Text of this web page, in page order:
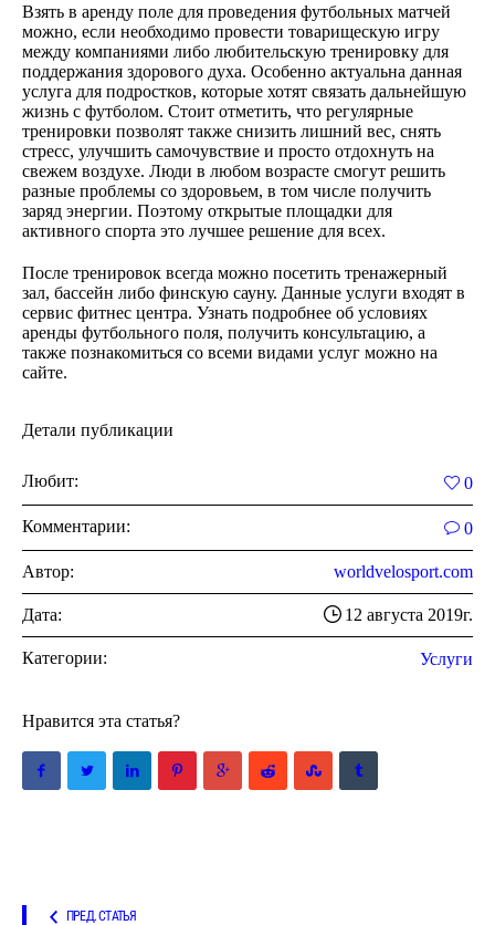
Взять в аренду поле для проведения футбольных матчей
можно, если необходимо провести товарищескую игру
между компаниями либо любительскую тренировку для
поддержания здорового духа. Особенно актуальна данная
услуга для подростков, которые хотят связать дальнейшую
жизнь с футболом. Стоит отметить, что регулярные
тренировки позволят также снизить лишний вес, снять
стресс, улучшить самочувствие и просто отдохнуть на
свежем воздухе. Люди в любом возрасте смогут решить
разные проблемы со здоровьем, в том числе получить
заряд энергии. Поэтому открытые площадки для
активного спорта это лучшее решение для всех.
После тренировок всегда можно посетить тренажерный
зал, бассейн либо финскую сауну. Данные услуги входят в
сервис фитнес центра. Узнать подробнее об условиях
аренды футбольного поля, получить консультацию, а
также познакомиться со всеми видами услуг можно на
сайте.
Детали публикации
Любит: 0
Комментарии: 0
Автор: worldvelosport.com
Дата: 12 августа 2019г.
Категории: Услуги
Нравится эта статья?
ПРЕД. СТАТЬЯ